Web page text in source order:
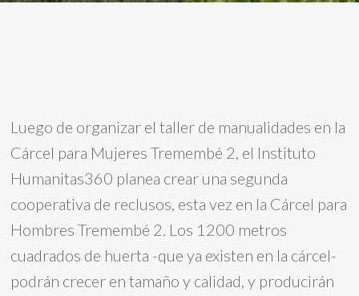
Luego de organizar el taller de manualidades en la
Cárcel para Mujeres Tremembé 2, el Instituto
Humanitas360 planea crear una segunda
cooperativa de reclusos, esta vez en la Cárcel para
Hombres Tremembé 2. Los 1200 metros
cuadrados de huerta -que ya existen en la cárcel-
podrán crecer en tamaño y calidad, y producirán